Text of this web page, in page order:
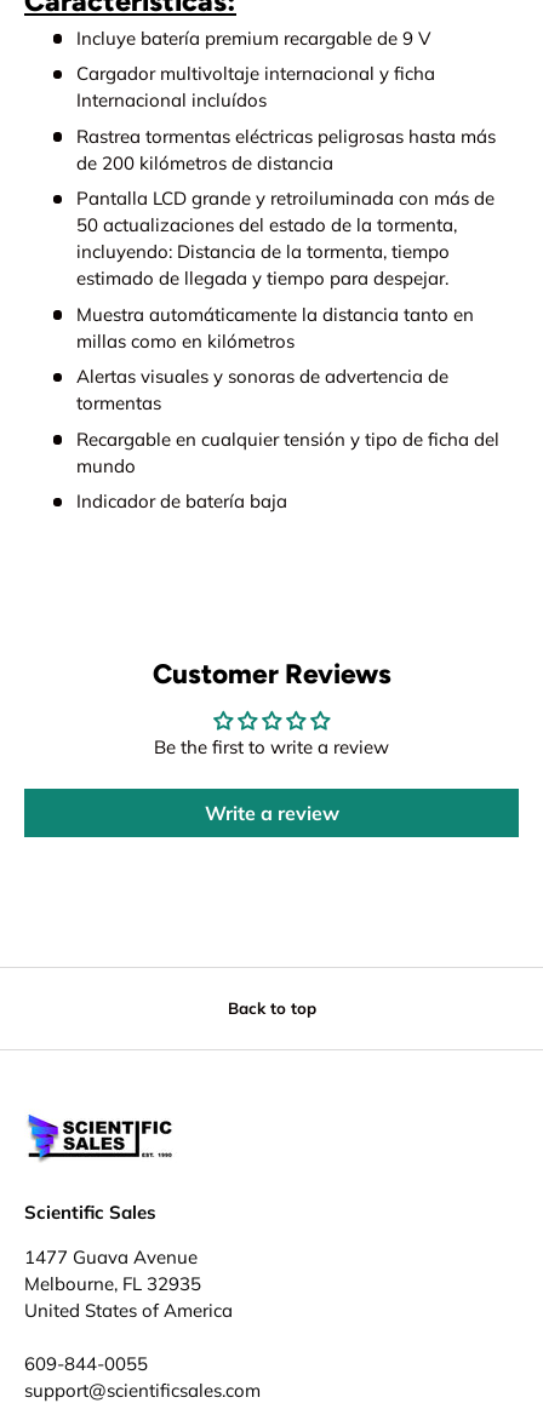
Incluye batería premium recargable de 9 V
Cargador multivoltaje internacional y ficha
Internacional incluídos
Rastrea tormentas eléctricas peligrosas hasta más
de 200 kilómetros de distancia
Pantalla LCD grande y retroiluminada con más de
50 actualizaciones del estado de la tormenta,
incluyendo: Distancia de la tormenta, tiempo
estimado de llegada y tiempo para despejar.
Muestra automáticamente la distancia tanto en
millas como en kilómetros
Alertas visuales y sonoras de advertencia de
tormentas
Recargable en cualquier tensión y tipo de ficha del
mundo
Indicador de batería baja
Customer Reviews
Be the first to write a review
Write a review
Back to top
Scientific Sales
1477 Guava Avenue
Melbourne, FL 32935
United States of America
609-844-0055
support@scientificsales.com